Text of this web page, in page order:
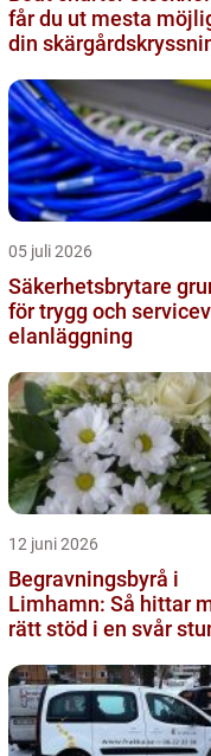
får du ut mesta
din
05 juli 2026
Säkerhetsbrytare grunden
för trygg och
elanläggning
12 juni 2026
Begravningsbyrå i
Limhamn: Så hittar
rätt stöd i en svår